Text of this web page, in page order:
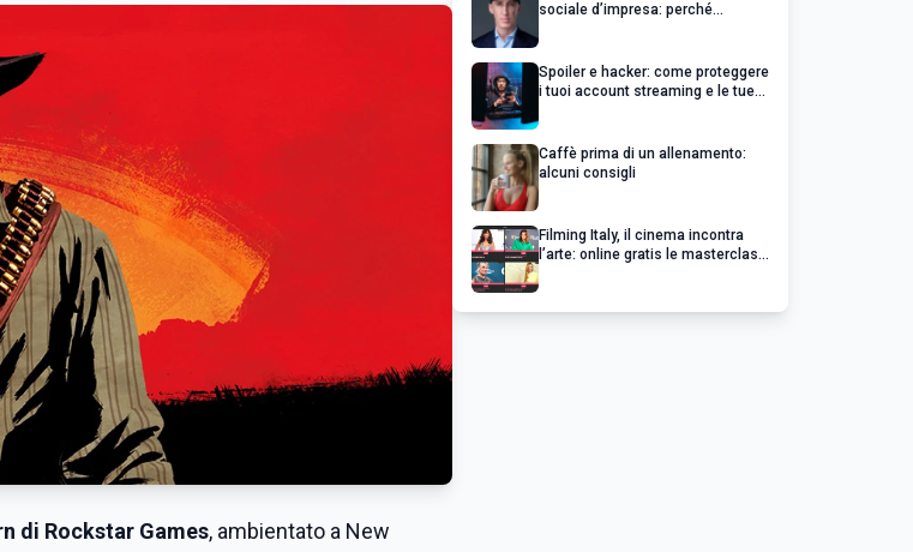
di Rockstar Games, ambientato a New
sociale d’impresa: perché
Spoiler e hacker: come proteggere
i tuoi account streaming e le tue
Caffè prima di un allenamento:
alcuni consigli
Filming Italy, il cinema incontra
l’arte: online gratis le masterclass